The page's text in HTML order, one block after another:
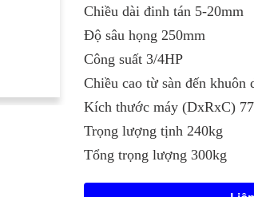
Chiều dài đinh tán 5-20mm
Độ sâu họng 250mm
Công suất 3/4HP
Chiều cao từ sàn đến khuôn
Kích thước máy (DxRxC)
Trọng lượng tịnh 240kg
Tổng trọng lượng 300kg